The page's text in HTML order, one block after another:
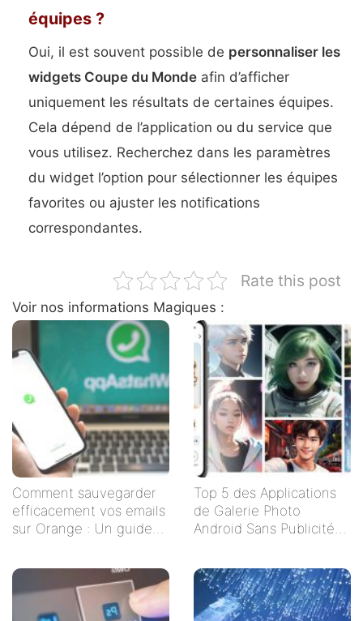
équipes ?
Oui, il est souvent possible de personnaliser les
widgets Coupe du Monde afin d’afficher
uniquement les résultats de certaines équipes.
Cela dépend de l’application ou du service que
vous utilisez. Recherchez dans les paramètres
du widget l’option pour sélectionner les équipes
favorites ou ajuster les notifications
correspondantes.
Rate this post
Voir nos informations Magiques :
Comment sauvegarder
efficacement vos emails
sur Orange : Un guide
Top 5 des Applications
de Galerie Photo
Android Sans Publicités